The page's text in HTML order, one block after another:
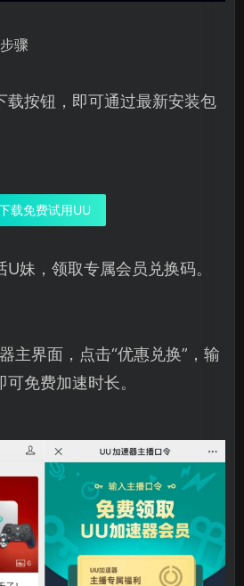
骤
载按钮，即可通过最新安装包
载免费试用UU
妹，领取专属会员兑换码。
主界面，点击“优惠兑换”，输
免费加速时长。